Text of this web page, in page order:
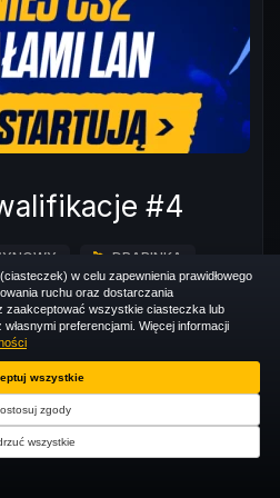
#4
DRABINKA
ZAPISANYCH 0 / 64
w celu zapewnienia prawidłowego
ruchu oraz dostarczania
zaakceptować wszystkie ciasteczka lub
preferencjami. Więcej informacji
wszystkie
zgody
wszystkie